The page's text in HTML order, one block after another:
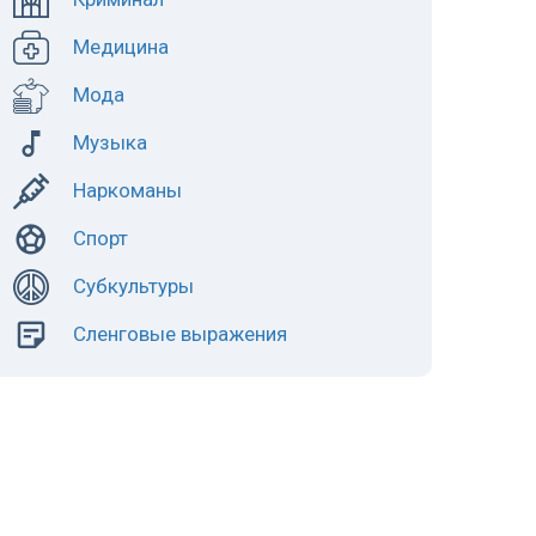
Медицина
Мода
Музыка
Наркоманы
Спорт
Субкультуры
Сленговые выражения